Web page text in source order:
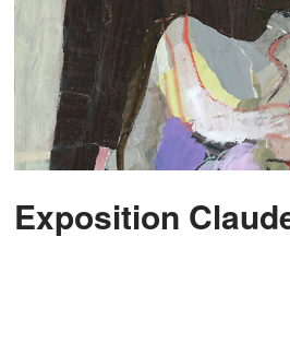
Exposition